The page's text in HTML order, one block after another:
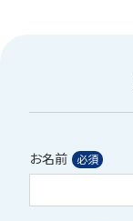
お名前